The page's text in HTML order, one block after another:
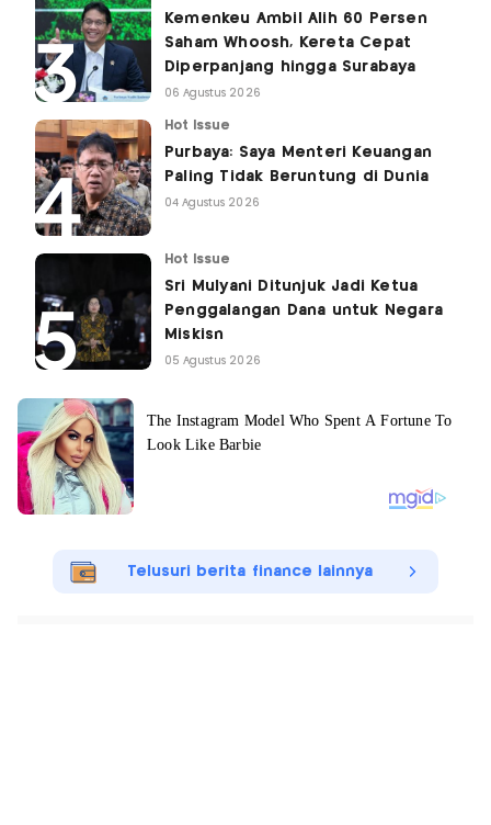
Kemenkeu Ambil Alih 60 Persen
Saham Whoosh, Kereta Cepat
Diperpanjang hingga Surabaya
06 Agustus 2026
Hot Issue
Purbaya: Saya Menteri Keuangan
Paling Tidak Beruntung di Dunia
04 Agustus 2026
Hot Issue
Sri Mulyani Ditunjuk Jadi Ketua
Penggalangan Dana untuk Negara
Miskisn
05 Agustus 2026
Telusuri berita finance lainnya